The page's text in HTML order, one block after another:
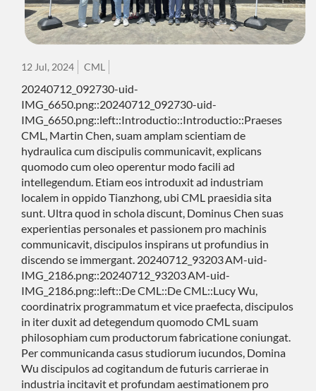
12 Jul, 2024 CML
20240712_092730-uid-
IMG_6650.png::20240712_092730-uid-
IMG_6650.png::left::Introductio::Introductio::Praeses
CML, Martin Chen, suam amplam scientiam de
hydraulica cum discipulis communicavit, explicans
quomodo cum oleo operentur modo facili ad
intellegendum. Etiam eos introduxit ad industriam
localem in oppido Tianzhong, ubi CML praesidia sita
sunt. Ultra quod in schola discunt, Dominus Chen suas
experientias personales et passionem pro machinis
communicavit, discipulos inspirans ut profundius in
discendo se immergant. 20240712_93203 AM-uid-
IMG_2186.png::20240712_93203 AM-uid-
IMG_2186.png::left::De CML::De CML::Lucy Wu,
coordinatrix programmatum et vice praefecta, discipulos
in iter duxit ad detegendum quomodo CML suam
philosophiam cum productorum fabricatione coniungat.
Per communicanda casus studiorum iucundos, Domina
Wu discipulos ad cogitandum de futuris carrierae in
industria incitavit et profundam aestimationem pro